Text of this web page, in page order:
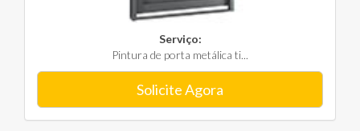
Serviço:
Pintura de porta metálica ti...
Solicite Agora